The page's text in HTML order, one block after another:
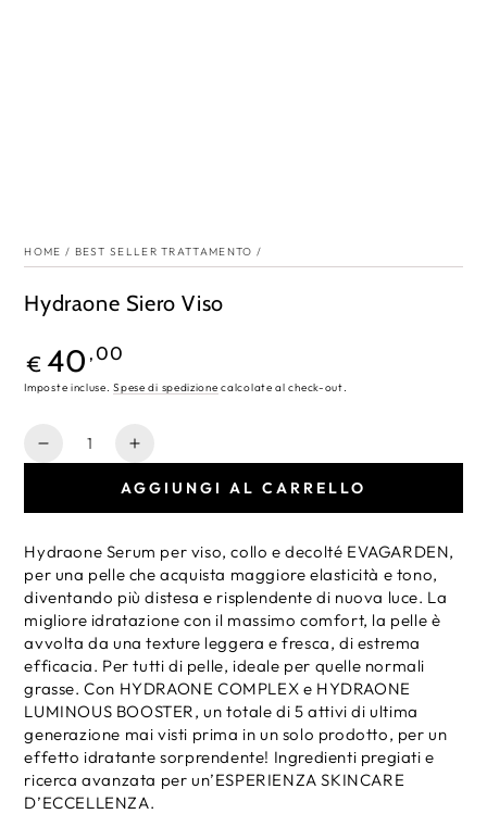
HOME / BEST SELLER TRATTAMENTO /
Hydraone Siero Viso
Prezzo
regolare
€ 40 ,00
Imposte incluse.Spese di spedizione calcolate al check-out.
Quantità
Diminuisce
Hydraone
Siero
Viso
Aumenta
quantità
Hydraone
Siero
Viso
AGGIUNGI AL CARRELLO
Hydraone Serum per viso, collo e decolté EVAGARDEN,
per una pelle che acquista maggiore elasticità e tono,
diventando più distesa e risplendente di nuova luce. La
migliore idratazione con il massimo comfort, la pelle è
avvolta da una texture leggera e fresca, di estrema
efficacia. Per tutti di pelle, ideale per quelle normali
grasse. Con HYDRAONE COMPLEX e HYDRAONE
LUMINOUS BOOSTER, un totale di 5 attivi di ultima
generazione mai visti prima in un solo prodotto, per un
effetto idratante sorprendente! Ingredienti pregiati e
ricerca avanzata per un’ESPERIENZA SKINCARE
D’ECCELLENZA.